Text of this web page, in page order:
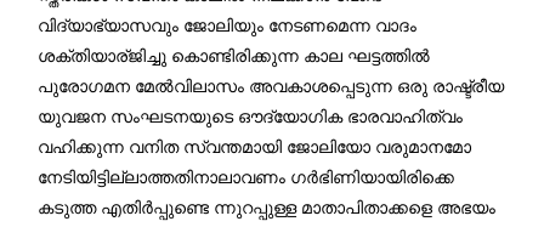
വിദ്യാഭ്യാസവും ജോലിയും നേടണമെന്ന വാദം
ശക്തിയാര്ജിച്ചു കൊണ്ടിരിക്കുന്ന കാല ഘട്ടത്തിൽ
പുരോഗമന മേൽവിലാസം അവകാശപ്പെടുന്ന ഒരു രാഷ്ട്രീയ
യുവജന സംഘടനയുടെ ഔദ്യോഗിക ഭാരവാഹിത്വം
വഹിക്കുന്ന വനിത സ്വന്തമായി ജോലിയോ വരുമാനമോ
നേടിയിട്ടില്ലാത്തതിനാലാവണം ഗർഭിണിയായിരിക്കെ
കടുത്ത എതിർപ്പുണ്ടെ ന്നുറപ്പുള്ള മാതാപിതാക്കളെ അഭയം